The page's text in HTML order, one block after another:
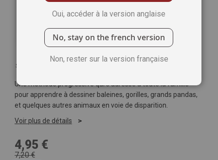
Soyez le premier à commenter ce produit
Une méthode progressive qui s’adresse à toute la famille
pour apprendre à dessiner baleines, gorilles, grands pandas,
et quelques autres animaux en voie de disparition.
Voir plus de détails
4,95 €
7,20 €
Oui, accéder à la version anglaise
No, stay on the french version
Non, rester sur la version française